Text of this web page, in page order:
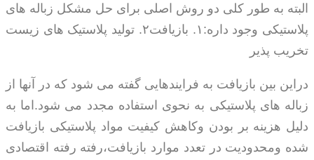
البته به طور کلی دو روش اصلی برای حل مشکل زباله های
پلاستیکی وجود داره:۱. بازیافت۲. تولید پلاستیک های زیست
تخریب پذیر
دراین بین بازیافت به فرایندهایی گفته می شود که در آنها از
زباله های پلاستیکی به نحوی استفاده مجدد می شود.اما به
دلیل هزینه بر بودن وکاهش کیفیت مواد پلاستیکی بازیافت
شده ومحدودیت در تعدد موارد بازیافت،رفته رفته اقتصادی